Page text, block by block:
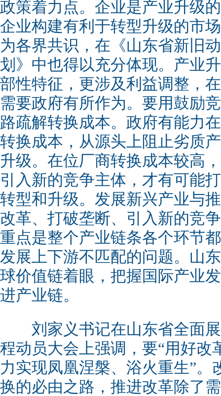
政策着力点。企业是产业升级
企业构建有利于转型升级的市
为各界共识，在《山东省新旧
划》中也得以充分体现。产业
部性特征，更涉及利益调整，
需要政府有所作为。要用鼓励
路疏解转换成本。政府有能力
转换成本，从源头上阻止劣质
升级。在位厂商转换成本较高
引入新的竞争主体，才有可能
转型和升级。发展新兴产业与
改革、打破垄断、引入新的竞
重点是整个产业链条各个环节
发展上下游不匹配的问题。山
球价值链着眼，把握国际产业
进产业链。
刘家义书记在山东省全面展
程动员大会上强调，要“用好改
力实现凤凰涅槃、浴火重生”。
换的必由之路，推进改革除了